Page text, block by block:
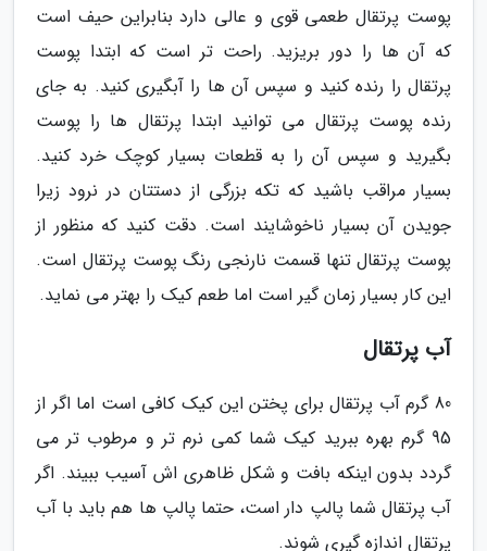
پوست پرتقال طعمی قوی و عالی دارد بنابراین حیف است
که آن ها را دور بریزید. راحت تر است که ابتدا پوست
پرتقال را رنده کنید و سپس آن ها را آبگیری کنید. به جای
رنده پوست پرتقال می توانید ابتدا پرتقال ها را پوست
بگیرید و سپس آن را به قطعات بسیار کوچک خرد کنید.
بسیار مراقب باشید که تکه بزرگی از دستتان در نرود زیرا
جویدن آن بسیار ناخوشایند است. دقت کنید که منظور از
پوست پرتقال تنها قسمت نارنجی رنگ پوست پرتقال است.
این کار بسیار زمان گیر است اما طعم کیک را بهتر می نماید.
آب پرتقال
80 گرم آب پرتقال برای پختن این کیک کافی است اما اگر از
95 گرم بهره ببرید کیک شما کمی نرم تر و مرطوب تر می
گردد بدون اینکه بافت و شکل ظاهری اش آسیب ببیند. اگر
آب پرتقال شما پالپ دار است، حتما پالپ ها هم باید با آب
پرتقال اندازه گیری شوند.